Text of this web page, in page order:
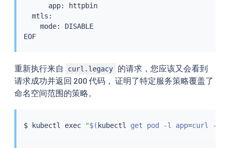
      app: httpbin
  mtls:
    mode: DISABLE
EOF
重新执行来自 curl.legacy
的请求，您应该又会看到
请求成功并返回 200 代码， 证明了特定服务策略覆盖了
命名空间范围的策略。
$ kubectl exec "$(kubectl get pod -l app=curl -n